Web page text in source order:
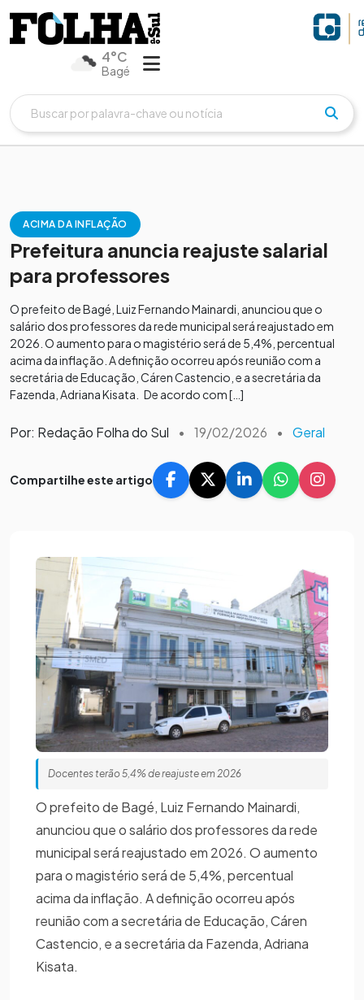
4°C
Bagé
ACIMA DA INFLAÇÃO
Prefeitura anuncia reajuste salarial
para professores
O prefeito de Bagé, Luiz Fernando Mainardi, anunciou que o
salário dos professores da rede municipal será reajustado em
2026. O aumento para o magistério será de 5,4%, percentual
acima da inflação. A definição ocorreu após reunião com a
secretária de Educação, Cáren Castencio, e a secretária da
Fazenda, Adriana Kisata. De acordo com […]
Por: Redação Folha do Sul • 19/02/2026 • Geral
Compartilhe este artigo
Docentes terão 5,4% de reajuste em 2026
O prefeito de Bagé, Luiz Fernando Mainardi,
anunciou que o salário dos professores da rede
municipal será reajustado em 2026. O aumento
para o magistério será de 5,4%, percentual
acima da inflação. A definição ocorreu após
reunião com a secretária de Educação, Cáren
Castencio, e a secretária da Fazenda, Adriana
Kisata.